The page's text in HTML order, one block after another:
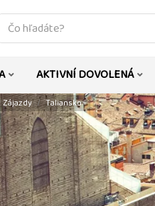
co
AKTIVNÍ DOVOLENÁ
Zájazdy Taliansko